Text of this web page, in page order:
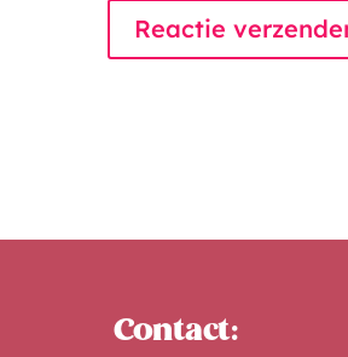
Contact: